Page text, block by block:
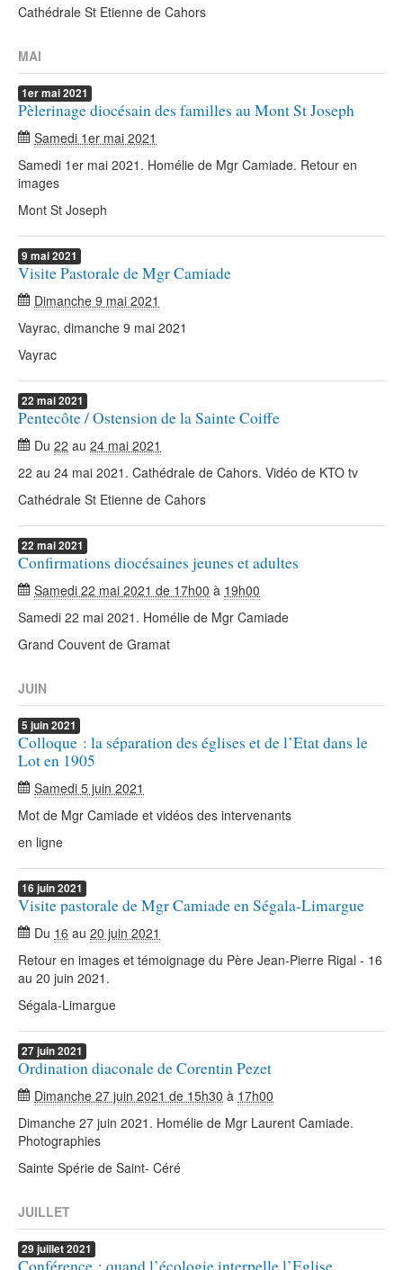
Cathédrale St Etienne de Cahors
MAI
1ermai2021
Pèlerinage diocésain des familles au Mont St Joseph
Samedi 1er mai 2021
Samedi 1er mai 2021. Homélie de Mgr Camiade. Retour en
images
Mont St Joseph
9 mai2021
Visite Pastorale de Mgr Camiade
Dimanche 9 mai 2021
Vayrac, dimanche 9 mai 2021
Vayrac
22 mai2021
Pentecôte / Ostension de la Sainte Coiffe
Du 22 au 24 mai 2021
22 au 24 mai 2021. Cathédrale de Cahors. Vidéo de KTO tv
Cathédrale St Etienne de Cahors
22 mai2021
Confirmations diocésaines jeunes et adultes
Samedi 22 mai 2021 de 17h00 à 19h00
Samedi 22 mai 2021. Homélie de Mgr Camiade
Grand Couvent de Gramat
JUIN
5 juin2021
Colloque : la séparation des églises et de l’Etat dans le
Lot en 1905
Samedi 5 juin 2021
Mot de Mgr Camiade et vidéos des intervenants
en ligne
16 juin2021
Visite pastorale de Mgr Camiade en Ségala-Limargue
Du 16 au 20 juin 2021
Retour en images et témoignage du Père Jean-Pierre Rigal - 16
au 20 juin 2021.
Ségala-Limargue
27juin2021
Ordination diaconale de Corentin Pezet
Dimanche 27 juin 2021 de 15h30 à 17h00
Dimanche 27 juin 2021. Homélie de Mgr Laurent Camiade.
Photographies
Sainte Spérie de Saint- Céré
JUILLET
29 juillet2021